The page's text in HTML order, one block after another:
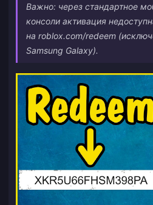
Важно: через стандартное
консоли активация
на roblox.com/redeem
Samsung Galaxy).